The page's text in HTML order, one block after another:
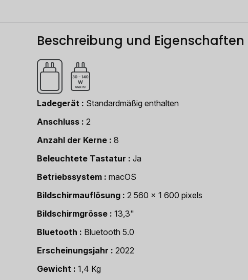
Beschreibung und Eigenschaften
Ladegerät
Standardmäßig enthalten
Anschluss
2
Anzahl der Kerne
8
Beleuchtete Tastatur
Ja
Betriebssystem
macOS
Bildschirmauflösung
2 560 x 1 600 pixels
Bildschirmgrösse
13,3"
Bluetooth
Bluetooth 5.0
Erscheinungsjahr
2022
Gewicht
1,4 Kg